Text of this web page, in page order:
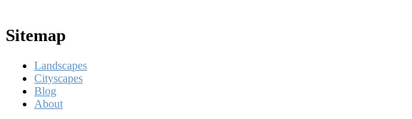
Sitemap
Landscapes
Cityscapes
Blog
About